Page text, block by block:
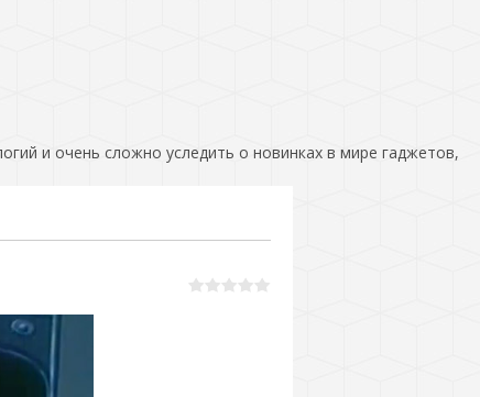
и очень сложно уследить о новинках в мире гаджетов,